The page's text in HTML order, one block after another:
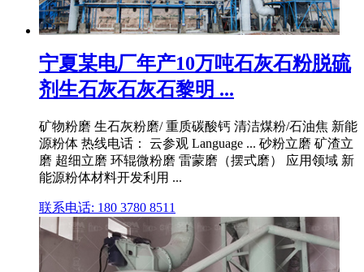
宁夏某电厂年产10万吨石灰石粉脱硫
剂生石灰石灰石黎明 ...
矿物粉磨 生石灰粉磨/ 重质碳酸钙 清洁煤粉/石油焦 新能
源粉体 热线电话： 云参观 Language ... 砂粉立磨 矿渣立
磨 超细立磨 环辊微粉磨 雷蒙磨（摆式磨） 应用领域 新
能源粉体材料开发利用 ...
联系电话: 180 3780 8511